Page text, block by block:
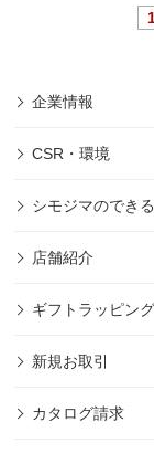
企業情報
CSR・環境
シモジマのでき
店舗紹介
ギフトラッピング
新規お取引
カタログ請求